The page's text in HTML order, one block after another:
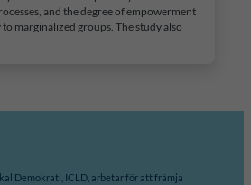
and the degree of empowerment
marginalized groups. The study also
Demokrati, ICLD, arbetar för att främja